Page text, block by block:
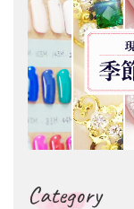
Category